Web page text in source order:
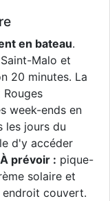
en bateau.
Malo et
20 minutes. La
week-ends en
les jours du
d'y accéder
À prévoir : pique-
solaire et
couvert.